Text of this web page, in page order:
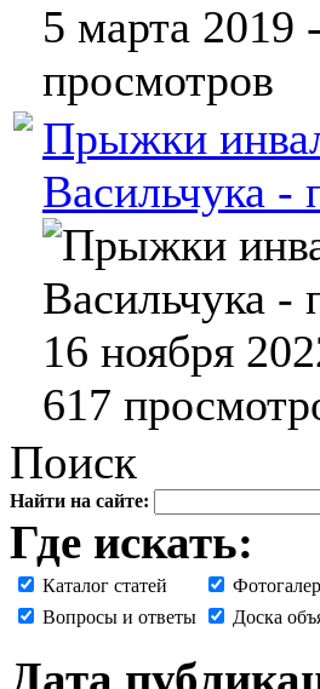
5 марта 2019 -
просмотров
Прыжки
Васильчука -
16 ноября
617
Поиск
Найти на сайте:
Где искать:
Каталог статей
Вопросы и ответы
Доска